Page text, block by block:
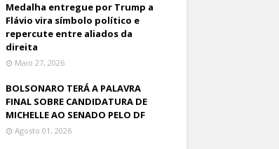
Medalha entregue por Trump a
Flávio vira símbolo político e
repercute entre aliados da
direita
Maio 27, 2026
BOLSONARO TERÁ A PALAVRA
FINAL SOBRE CANDIDATURA DE
MICHELLE AO SENADO PELO DF
Agosto 01, 2026